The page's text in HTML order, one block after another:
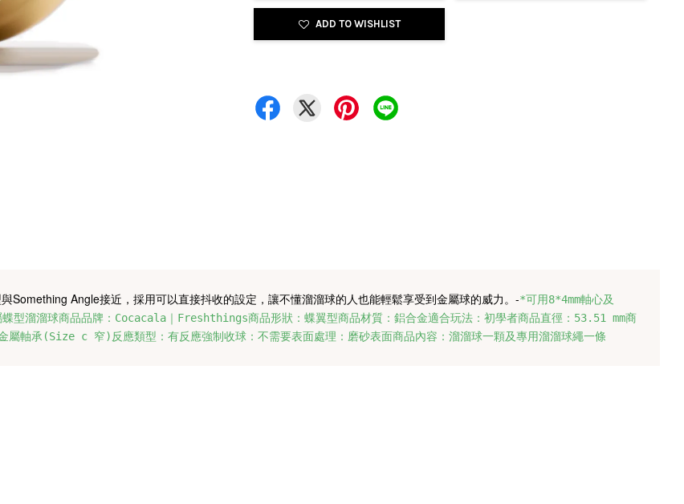
ADD TO WISHLIST
Something Angle接近，採用可以直接抖收的設定， 讓不懂溜溜球的人也能輕鬆享受到金屬球的威力。 -*可用8*4mm軸心及
蝶型溜溜球商品品牌：Cocacala｜Freshthings商品形狀：蝶翼型商品材質：鋁合金適合玩法：初學者商品直徑：53.51 mm商
軸承(Size c 窄)反應類型：有反應強制收球：不需要表面處理：磨砂表面商品內容：溜溜球一顆及專用溜溜球繩一條